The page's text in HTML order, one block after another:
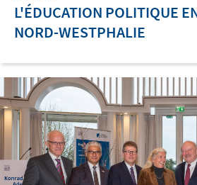
L'ÉDUCATION POLITIQUE
NORD-WESTPHALIE